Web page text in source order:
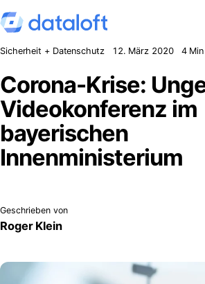
Zum Inhalt springen
Sicherheit + Datenschutz 12. März 2020 4
Corona-Krise:
Videokonferenz im
bayerischen
Innenministerium
Geschrieben von
Roger Klein